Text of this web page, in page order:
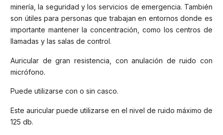
minería, la seguridad y los servicios de emergencia. También
son útiles para personas que trabajan en entornos donde es
importante mantener la concentración, como los centros de
llamadas y las salas de control.
Auricular de gran resistencia, con anulación de ruido con
micrófono.
Puede utilizarse con o sin casco.
Este auricular puede utilizarse en el nivel de ruido máximo de
125 db.